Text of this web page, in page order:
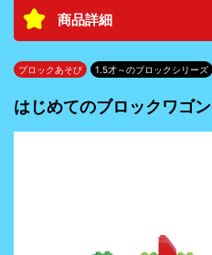
商品詳細
ブロックあそび 1.5才～のブロックシリーズ
はじめてのブロックワゴン